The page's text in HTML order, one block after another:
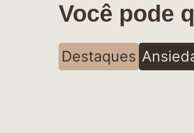
Você pode
Destaques